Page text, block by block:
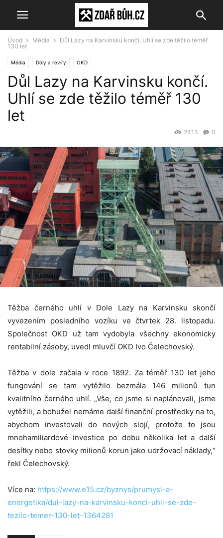
Úvod Média
Důl Lazy na Karvinsku končí. Uhlí se zde těžilo téměř
130 let
Média Doly a revíry OKD
Důl Lazy na Karvinsku končí.
Uhlí se zde těžilo téměř 130
let
0
2413
Těžba černého uhlí v Dole Lazy na Karvinsku skončí
vyvezením posledního vozíku ve čtvrtek 28. listopadu.
Společnost OKD už tam vydobyla všechny ekonomicky
rentabilní zásoby, uvedl mluvčí OKD Ivo Čelechovský.
Těžba v dole začala v roce 1892. Za téměř 130 let jeho
fungování se tam vytěžilo bezmála 146 milionů tun
kvalitního černého uhlí. „Vše, co jsme si naplánovali, jsme
vytěžili, a bohužel nemáme další finanční prostředky na to,
abychom investovali do nových slojí, protože to jsou
mnohamiliardové investice po dobu několika let a další
desítky nebo stovky milionů korun jako udržovací náklady,“
řekl Čelechovský.
Více na: https://www.e15.cz/byznys/prumysl-a-
energetika/dul-lazy-na-karvinsku-konci-uhli-se-zde-
tezilo-temer-130-let-1364281